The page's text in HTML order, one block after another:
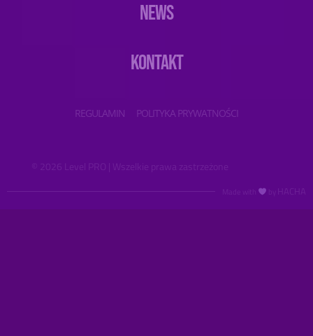
NEWS
KONTAKT
REGULAMIN POLITYKA PRYWATNOŚCI
© 2026 Level PRO | Wszelkie prawa zastrzeżone
HACHA